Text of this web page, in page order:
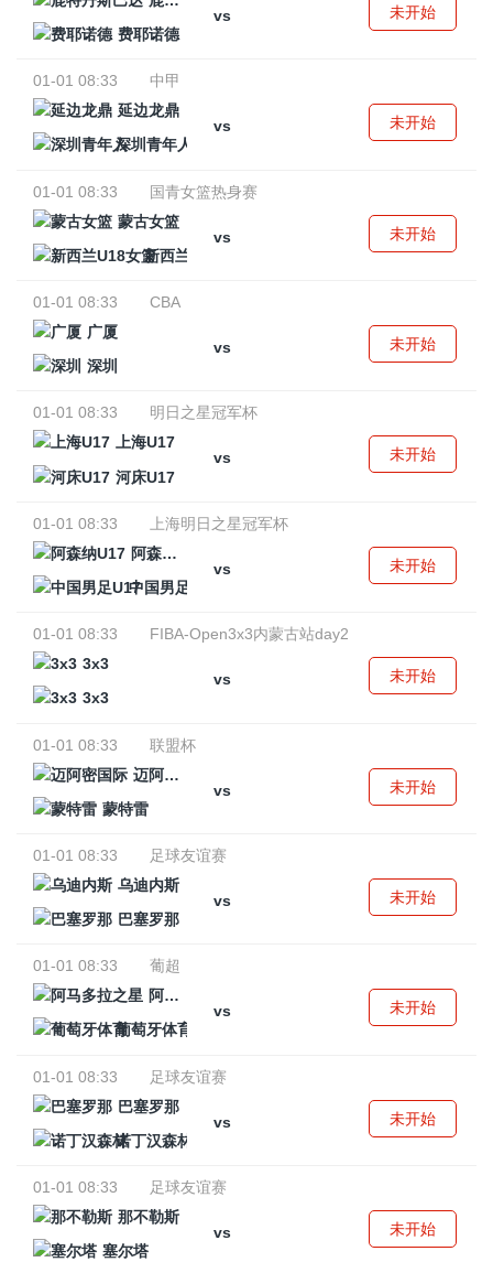
vs
费耶诺德
未开始
01-01 08:33
中甲
延边龙鼎
vs
深圳青年人
未开始
01-01 08:33
国青女篮热身赛
蒙古女篮
vs
新西兰U18女篮
未开始
01-01 08:33
CBA
广厦
vs
深圳
未开始
01-01 08:33
明日之星冠军杯
上海U17
vs
河床U17
未开始
01-01 08:33
上海明日之星冠军杯
阿森纳U17
vs
中国男足U17
未开始
01-01 08:33
FIBA-Open3x3内蒙古站day2
3x3
vs
3x3
未开始
01-01 08:33
联盟杯
迈阿密国际
vs
蒙特雷
未开始
01-01 08:33
足球友谊赛
乌迪内斯
vs
巴塞罗那
未开始
01-01 08:33
葡超
阿马多拉之星
vs
葡萄牙体育
未开始
01-01 08:33
足球友谊赛
巴塞罗那
vs
诺丁汉森林
未开始
01-01 08:33
足球友谊赛
那不勒斯
vs
塞尔塔
未开始